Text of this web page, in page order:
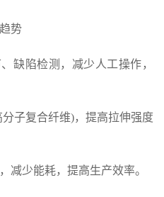
势
缺陷检测，减少人工操作，
子复合纤维)，提高拉伸强度
减少能耗，提高生产效率。